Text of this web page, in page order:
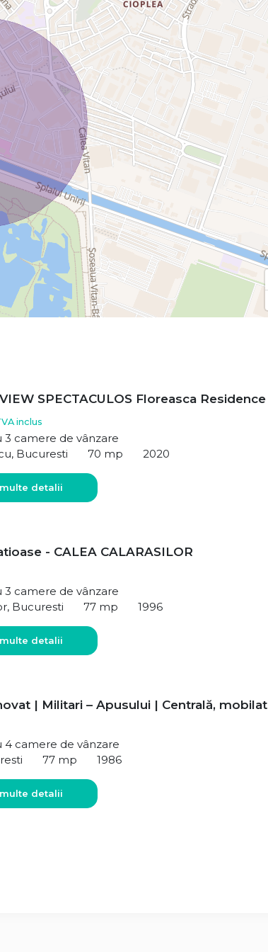
SPECTACULOS Floreasca Residence
inclus
camere de vânzare
Bucuresti
70 mp 2020
detalii
- CALEA CALARASILOR
camere de vânzare
Bucuresti
77 mp 1996
detalii
| Militari – Apusului | Centrală, mobilat
camere de vânzare
77 mp 1986
detalii